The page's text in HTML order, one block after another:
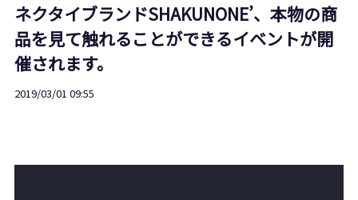
ネクタイブランドSHAKUNONE’、本物の商
品を見て触れることができるイベントが開
催されます。
2019/03/01 09:55